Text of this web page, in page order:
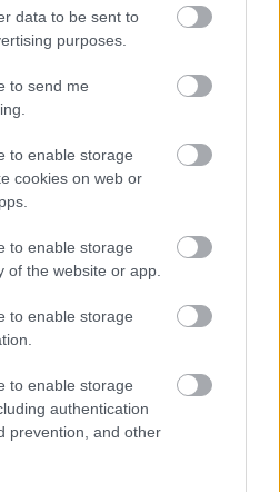
data to be sent to
purposes.
to send me
to enable storage
cookies on web or
to enable storage
of the website or app.
to enable storage
to enable storage
authentication
prevention, and other
tartók aránya.
hogy a gazdasági
az egyik
tagállamok között.
arányosan 1,1
tekintő 16 éven
az EU-ban – a
a 22. helyen
Portugália,
van csak mögöttünk.